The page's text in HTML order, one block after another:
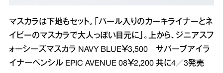
マスカラは下地もセット。「パール入りのカーキライナーとネ
イビーのマスカラで大人っぽい目元に」。上から、ジニアスフ
ォーシーズマスカラ NAVY BLUE￥3,500 サパーブアイラ
イナーペンシル EPIC AVENUE 08￥2,200 共に4／3発売